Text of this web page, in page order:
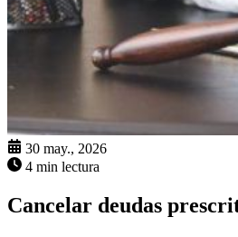
30 may., 2026
4 min lectura
Cancelar deudas